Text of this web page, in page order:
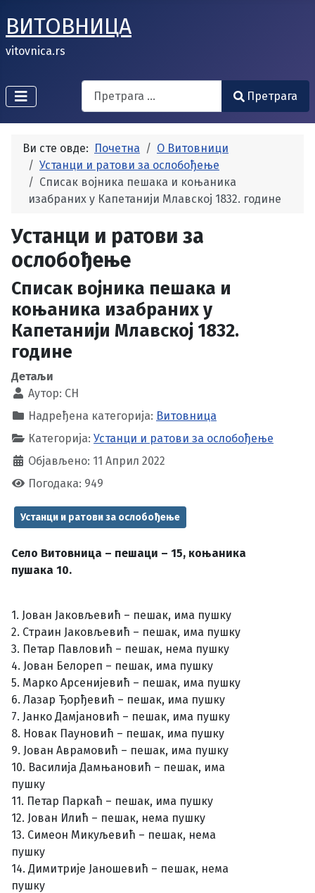
ВИТОВНИЦА
vitovnica.rs
Search
Претрага
Ви сте овде: Почетна
О Витовници
Устанци и ратови за ослобођење
Списак војника пешака и коњаника
изабраних у Капетанији Млавској 1832. године
Устанци и ратови за
ослобођење
Списак војника пешака и
коњаника изабраних у
Капетанији Млавској 1832.
године
Детаљи
Аутор: CH
Надређена категорија: Витовница
Категорија: Устанци и ратови за ослобођење
Објављено: 11 Април 2022
Погодака: 949
Устанци и ратови за ослобођење
Село Витовница – пешаци – 15, коњаника
пушака 10.
1. Јован Јаковљевић – пешак, има пушку
2. Страин Јаковљевић – пешак, има пушку
3. Петар Павловић – пешак, нема пушку
4. Јован Белореп – пешак, има пушку
5. Марко Арсенијевић – пешак, има пушку
6. Лазар Ђорђевић – пешак, има пушку
7. Јанко Дамјановић – пешак, има пушку
8. Новак Пауновић – пешак, има пушку
9. Јован Аврамовић – пешак, има пушку
10. Василија Дамњановић – пешак, има
пушку
11. Петар Паркаћ – пешак, има пушку
12. Јован Илић – пешак, нема пушку
13. Симеон Микуљевић – пешак, нема
пушку
14. Димитрије Јаношевић – пешак, нема
пушку